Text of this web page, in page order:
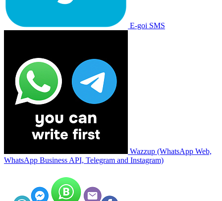
E-goi SMS
Wazzup (WhatsApp Web,
WhatsApp Business API, Telegram and Instagram)